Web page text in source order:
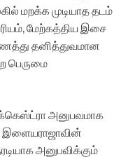
மறக்க முடியாத தடம்
மேற்கத்திய இசை
தனித்துவமான
பெருமை
அனுபவமாக
இளையராஜாவின்
அனுபவிக்கும்